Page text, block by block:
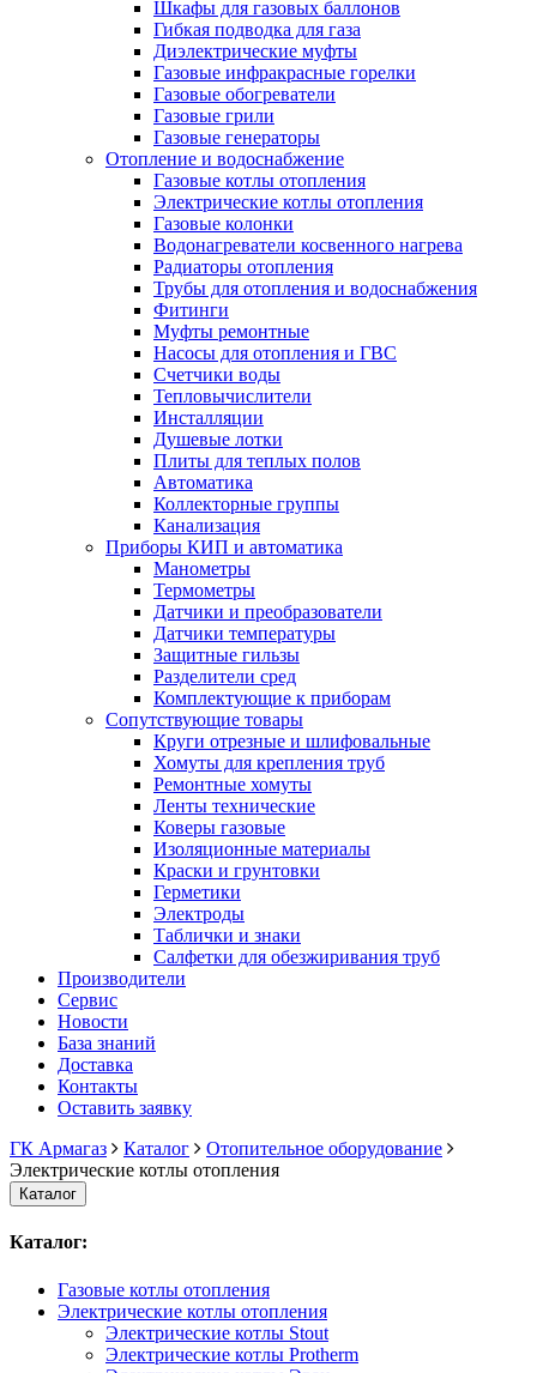
Шкафы для газовых баллонов
Гибкая подводка для газа
Диэлектрические муфты
Газовые инфракрасные горелки
Газовые обогреватели
Газовые грили
Газовые генераторы
Отопление и водоснабжение
Газовые котлы отопления
Электрические котлы отопления
Газовые колонки
Водонагреватели косвенного нагрева
Радиаторы отопления
Трубы для отопления и водоснабжения
Фитинги
Муфты ремонтные
Насосы для отопления и ГВС
Счетчики воды
Тепловычислители
Инсталляции
Душевые лотки
Плиты для теплых полов
Автоматика
Коллекторные группы
Канализация
Приборы КИП и автоматика
Манометры
Термометры
Датчики и преобразователи
Датчики температуры
Защитные гильзы
Разделители сред
Комплектующие к приборам
Сопутствующие товары
Круги отрезные и шлифовальные
Хомуты для крепления труб
Ремонтные хомуты
Ленты технические
Коверы газовые
Изоляционные материалы
Краски и грунтовки
Герметики
Электроды
Таблички и знаки
Салфетки для обезжиривания труб
Производители
Сервис
Новости
База знаний
Доставка
Контакты
Оставить заявку
ГК Армагаз
Каталог
Отопительное оборудование
Электрические котлы отопления
Каталог
Каталог:
Газовые котлы отопления
Электрические котлы отопления
Электрические котлы Stout
Электрические котлы Protherm